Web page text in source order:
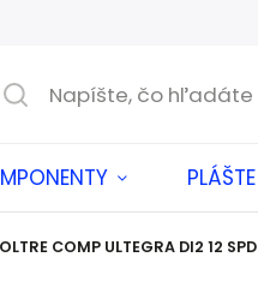
PLÁŠTE
COMP ULTEGRA DI2 12 SPD